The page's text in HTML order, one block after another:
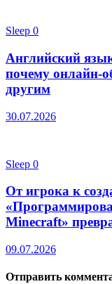
Sleep 0
Английский
почему онлайн-
другим
30.07.2026
Sleep 0
От игрока к
Minecraft»
09.07.2026
Отправить